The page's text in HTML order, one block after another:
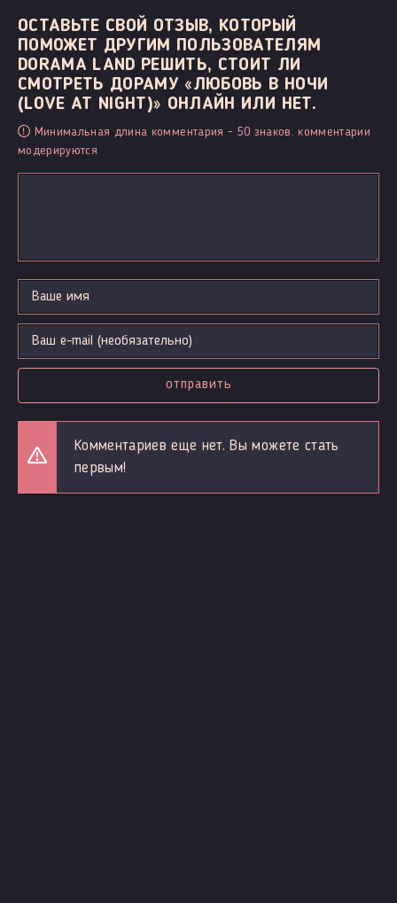
ОСТАВЬТЕ СВОЙ ОТЗЫВ, КОТОРЫЙ
ПОМОЖЕТ ДРУГИМ ПОЛЬЗОВАТЕЛЯМ
DORAMA LAND РЕШИТЬ, СТОИТ ЛИ
СМОТРЕТЬ ДОРАМУ «ЛЮБОВЬ В НОЧИ
(LOVE AT NIGHT)» ОНЛАЙН ИЛИ НЕТ.
Минимальная длина комментария - 50 знаков. комментарии
модерируются
отправить
Комментариев еще нет. Вы можете стать
первым!